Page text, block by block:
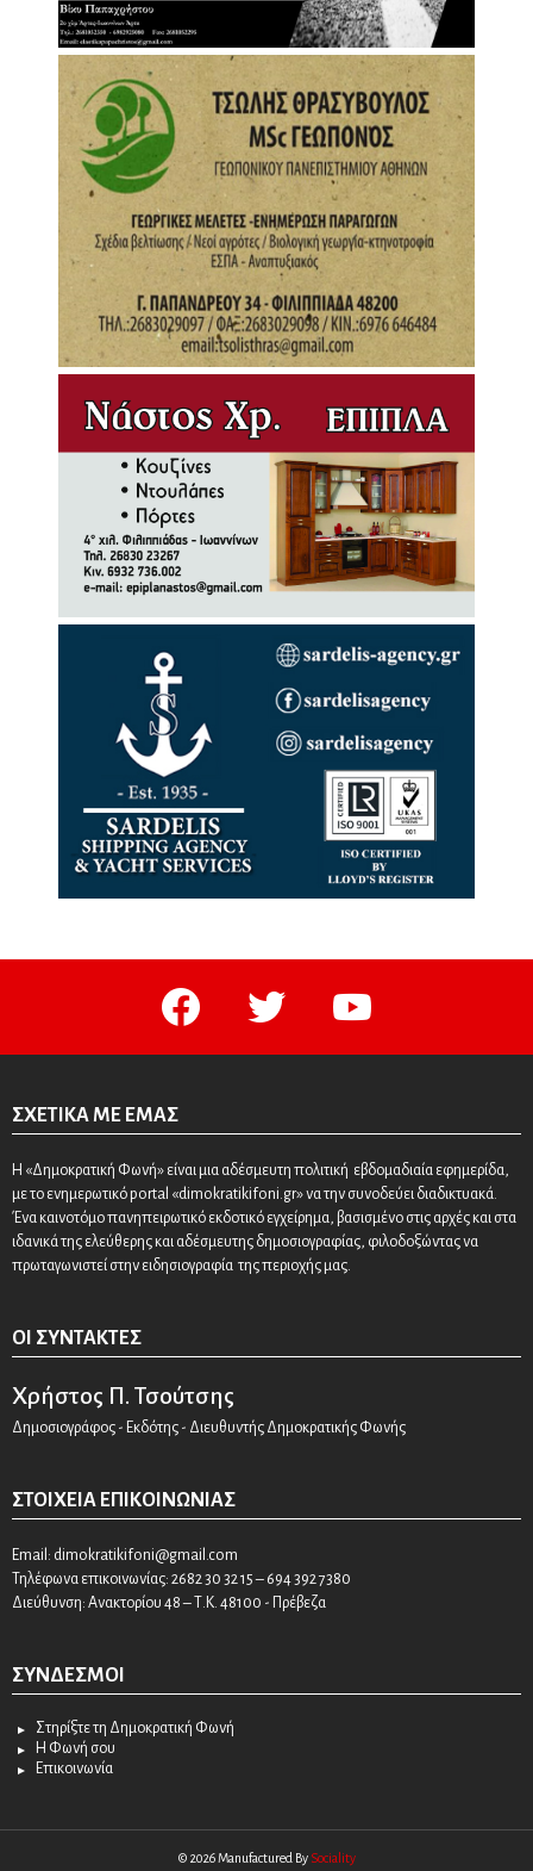
facebook twitter youtube
ΣΧΕΤΙΚΆ ΜΕ ΕΜΆΣ
Η «Δημοκρατική Φωνή» είναι μια αδέσμευτη πολιτική εβδομαδιαία εφημερίδα,
με το ενημερωτικό portal «dimokratikifoni.gr» να την συνοδεύει διαδικτυακά.
Ένα καινοτόμο πανηπειρωτικό εκδοτικό εγχείρημα, βασισμένο στις αρχές και στα
ιδανικά της ελεύθερης και αδέσμευτης δημοσιογραφίας, φιλοδοξώντας να
πρωταγωνιστεί στην ειδησιογραφία της περιοχής μας.
ΟΙ ΣΥΝΤΆΚΤΕΣ
Χρήστος Π. Τσούτσης
Δημοσιογράφος - Εκδότης - Διευθυντής Δημοκρατικής Φωνής
ΣΤΟΙΧΕΊΑ ΕΠΙΚΟΙΝΩΝΊΑΣ
Email: dimokratikifoni@gmail.com
Τηλέφωνα επικοινωνίας: 2682 30 32 15 – 694 392 7380
Διεύθυνση: Ανακτορίου 48 – Τ.Κ. 48100 - Πρέβεζα
ΣΎΝΔΕΣΜΟΙ
Στηρίξτε τη Δημοκρατική Φωνή
Η Φωνή σου
Επικοινωνία
© 2026 Manufactured By Sociality